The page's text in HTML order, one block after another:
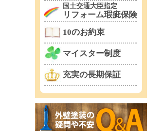
国土交通大臣指定
リフォーム瑕疵保険
10のお約束
マイスター制度
充実の長期保証